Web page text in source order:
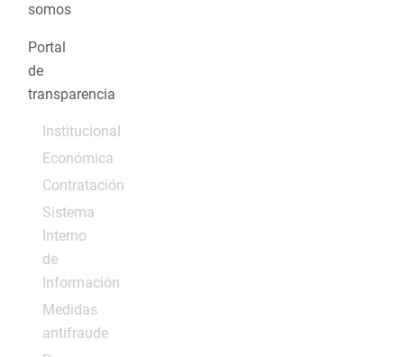
somos
Portal
de
transparencia
Institucional
Económica
Contratación
Sistema
Interno
de
Información
Medidas
antifraude